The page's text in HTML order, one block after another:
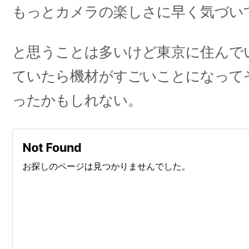
もっとカメラの楽しさに早く気づ
と思うことは多いけど東京に住んで
ていたら機材がすごいことになって
ったかもしれない。